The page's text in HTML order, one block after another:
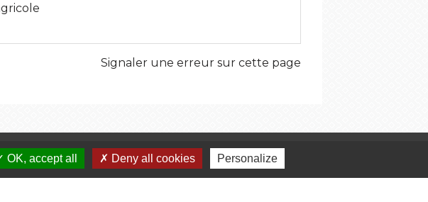
Signaler une erreur sur cette page
Jumelages
OK, accept all Deny all cookies Personalize